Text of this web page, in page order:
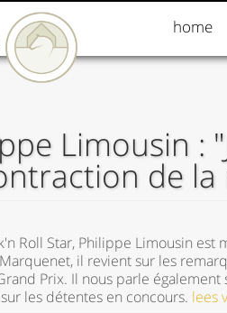
home
Limousin :
de la
Roll Star, Philippe Limousin
il revient sur les
Prix. Il nous parle
les détentes en concours. lees